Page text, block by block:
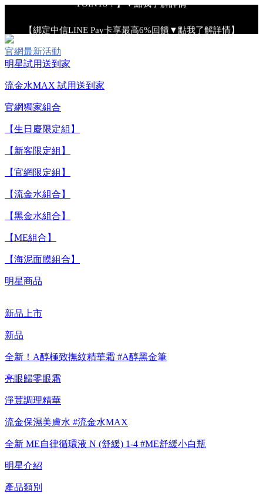
【重要公告】IPSA 無法驗證非官方通路銷售之品牌商品的真實
【全新流金水MAX 百元試用送到家！再享回購金】▼點我立
【8/4-8/9 單筆消費滿$3,000現折$300】
【8/4-8/9 新客LINE購物導購滿$2,000送100點LINE
【綁定中信LINE Pay卡享最高6%回饋▼點我了解詳情】
官網最新活動
明星試用送到家
流金水MAX 試用送到家
官網獨家組合
【生日慶限定組】
【新客限定組】
【官網限定組】
【流金水組合】
【黑金水組合】
【ME組合】
【海泥面膜組合】
明星商品
新品上市
新品
全新！A醇極致撫紋精華霜 #A醇黑金筆
亮眼歸零眼霜
淨荳調理精華
流金保濕美膚水 #流金水MAX
全新 ME自律循環液 N (舒緩) 1-4 #ME舒緩小白瓶
明星介紹
產品類別